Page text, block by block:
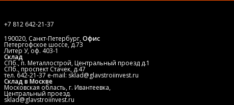
+7 812 642-21-37
190020, Санкт-Петербург,Офис
Петергофское шоссе, д.73
Литер У, оф. 403-1
Склад
СПб., п. Металлострой, Центральный проезд д.1
СПб., проспект Стачек, д.47
тел. 642-21-37 e-mail: sklad@glavstroiinvest.ru
Склад в Москве
Московская область, г. Ивантеевка,
Центральный проезд.
sklad@glavstroiinvest.ru